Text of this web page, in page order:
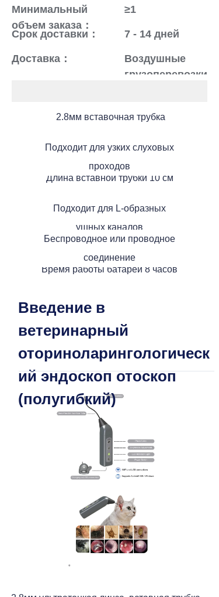
Минимальный
объем заказа：
≥1
Срок доставки：
Доставка：
7 - 14 дней
Воздушные
грузоперевозки
Категории
> Портативный ветеринарный
> Многофункциональный эндоскоп
> ЛОР-отоскоп (рабочий канал)
> ЛОР-отоскоп (полугибкий)
> USB гибкий эндоскоп (2.5 мм)
> Гибкий USB-эндоскоп (5,2 мм)
> ЛОР и артроскопия
2.8мм вставочная трубка
Длина вставной трубки 10 см
Беспроводное или проводное
соединение
Подходит для узких слуховых
проходов
Подходит для L-образных
ушных каналов
Время работы батареи 8 часов
Введение в
ветеринарный
оториноларингологическ
ий эндоскоп отоскоп
(полугибкий)